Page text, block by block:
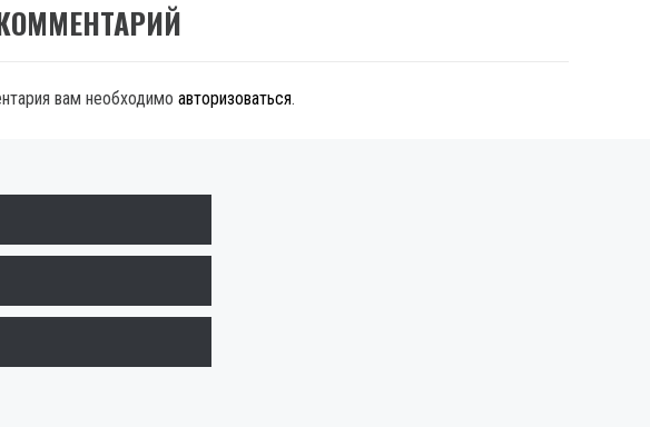
вам необходимо авторизоваться.